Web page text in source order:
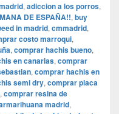
, adiccion a los porros,
DE ESPAÑA!!, buy
in madrid, cmmadrid,
costo marroqui,
, comprar hachis bueno,
en canarias, comprar
, comprar hachis en
semi dry, comprar placa
, comprar resina de
madrid,